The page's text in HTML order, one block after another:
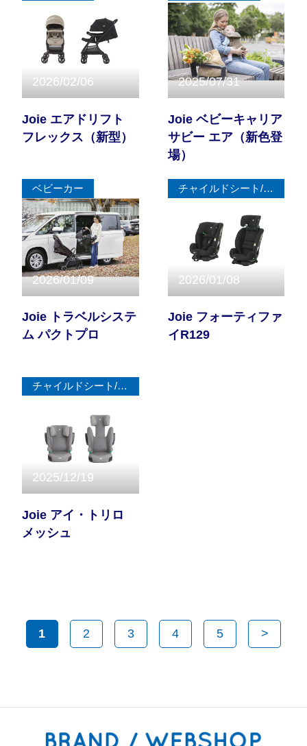
2026/02/06
Joie エアドリフト
フレックス（新型）
2025/07/31
Joie ベビーキャリア
サビー エア（新色登
場）
ベビーカー
2026/01/09
Joie トラベルシステ
ム パクトプロ
チャイルドシート/ジュニアシート
2026/01/08
Joie フォーティファ
イR129
チャイルドシート/ジュニアシート
2025/12/19
Joie アイ・トリロ
メッシュ
1 2 3 4 5 >